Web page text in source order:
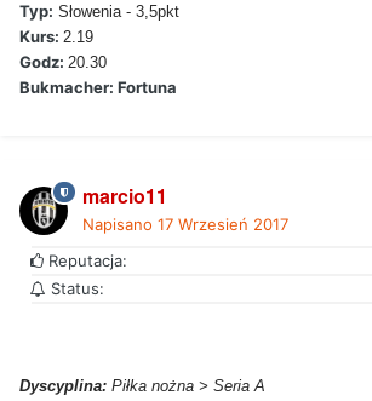
Typ: Słowenia - 3,5pkt
Kurs: 2.19
Godz: 20.30
Bukmacher: Fortuna
marcio11
Napisano 17 Wrzesień 2017
Reputacja:
Status:
Dyscyplina: Piłka nożna > Seria A